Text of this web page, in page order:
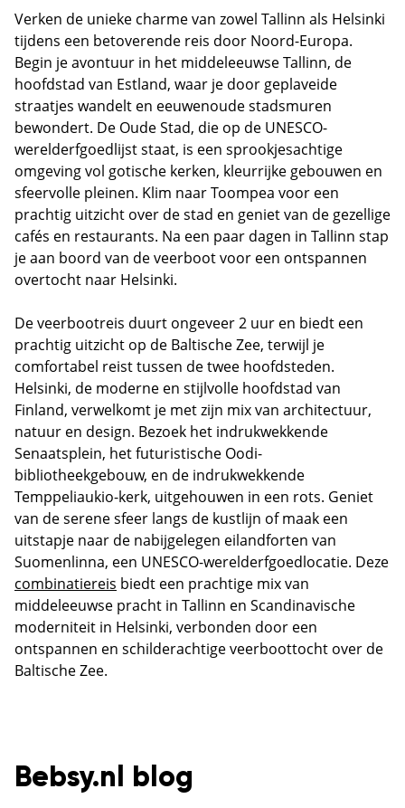
Verken de unieke charme van zowel Tallinn als Helsinki
tijdens een betoverende reis door Noord-Europa.
Begin je avontuur in het middeleeuwse Tallinn, de
hoofdstad van Estland, waar je door geplaveide
straatjes wandelt en eeuwenoude stadsmuren
bewondert. De Oude Stad, die op de UNESCO-
werelderfgoedlijst staat, is een sprookjesachtige
omgeving vol gotische kerken, kleurrijke gebouwen en
sfeervolle pleinen. Klim naar Toompea voor een
prachtig uitzicht over de stad en geniet van de gezellige
cafés en restaurants. Na een paar dagen in Tallinn stap
je aan boord van de veerboot voor een ontspannen
overtocht naar Helsinki.
De veerbootreis duurt ongeveer 2 uur en biedt een
prachtig uitzicht op de Baltische Zee, terwijl je
comfortabel reist tussen de twee hoofdsteden.
Helsinki, de moderne en stijlvolle hoofdstad van
Finland, verwelkomt je met zijn mix van architectuur,
natuur en design. Bezoek het indrukwekkende
Senaatsplein, het futuristische Oodi-
bibliotheekgebouw, en de indrukwekkende
Temppeliaukio-kerk, uitgehouwen in een rots. Geniet
van de serene sfeer langs de kustlijn of maak een
uitstapje naar de nabijgelegen eilandforten van
Suomenlinna, een UNESCO-werelderfgoedlocatie. Deze
combinatiereis biedt een prachtige mix van
middeleeuwse pracht in Tallinn en Scandinavische
moderniteit in Helsinki, verbonden door een
ontspannen en schilderachtige veerboottocht over de
Baltische Zee.
Bebsy.nl blog